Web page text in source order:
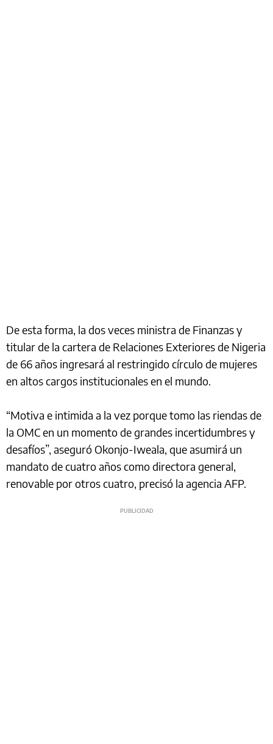
De esta forma, la dos veces ministra de Finanzas y
titular de la cartera de Relaciones Exteriores de Nigeria
de 66 años ingresará al restringido círculo de mujeres
en altos cargos institucionales en el mundo.
“Motiva e intimida a la vez porque tomo las riendas de
la OMC en un momento de grandes incertidumbres y
desafíos”, aseguró Okonjo-Iweala, que asumirá un
mandato de cuatro años como directora general,
renovable por otros cuatro, precisó la agencia AFP.